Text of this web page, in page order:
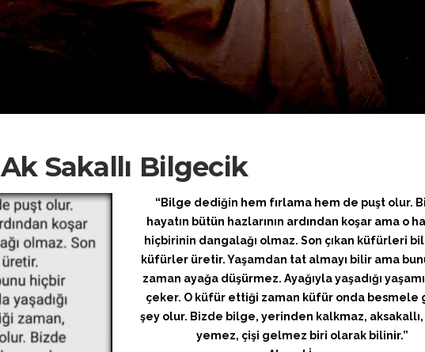
Ak Sakallı Bilgecik
“Bilge dediğin hem fırlama hem de puşt olur.
hayatın bütün hazlarının ardından koşar ama o
hiçbirinin dangalağı olmaz. Son çıkan küfürleri
küfürler üretir. Yaşamdan tat almayı bilir ama
zaman ayağa düşürmez. Ayağıyla yaşadığı
çeker. O küfür ettiği zaman küfür onda besmele
şey olur. Bizde bilge, yerinden kalkmaz,
yemez, çişi gelmez biri olarak bilinir.”